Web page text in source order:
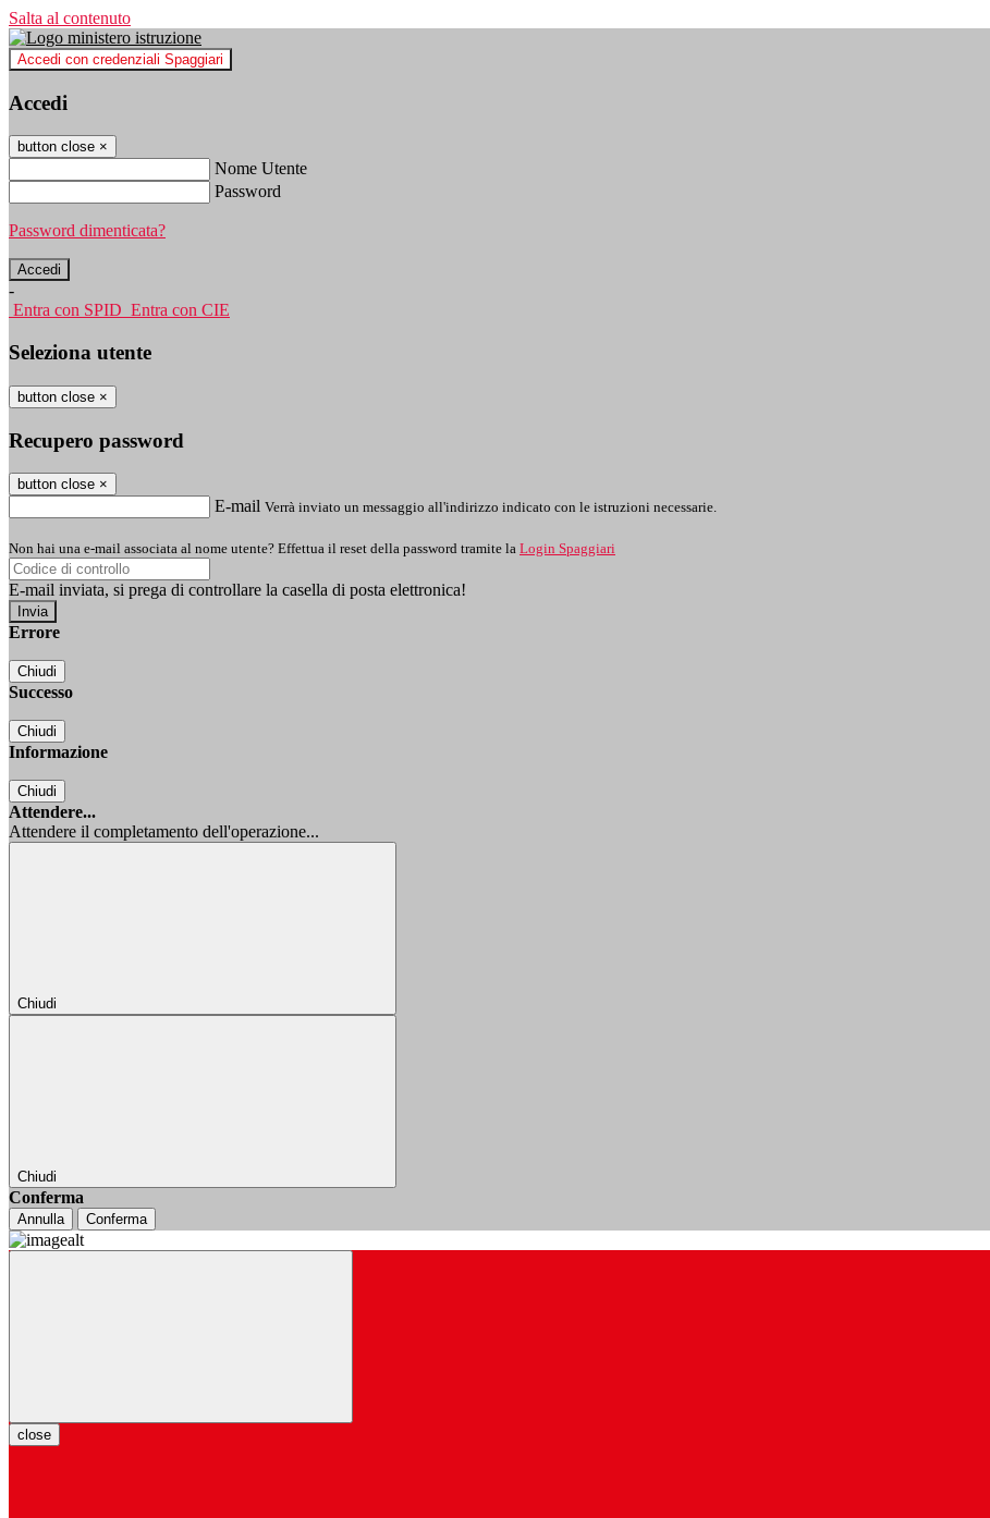
Salta al contenuto
Accedi con credenziali Spaggiari
Accedi
button close ×
Nome Utente
Password
Password dimenticata?
-
Entra con SPID Entra con CIE
Seleziona utente
button close ×
Recupero password
button close ×
E-mail Verrà inviato un messaggio all'indirizzo indicato con le istruzioni necessarie.
Non hai una e-mail associata al nome utente? Effettua il reset della password tramite la Login Spaggiari
E-mail inviata, si prega di controllare la casella di posta elettronica!
Errore
Chiudi
Successo
Chiudi
Informazione
Chiudi
Attendere...
Attendere il completamento dell'operazione...
Chiudi
Chiudi
Conferma
Annulla Conferma
close